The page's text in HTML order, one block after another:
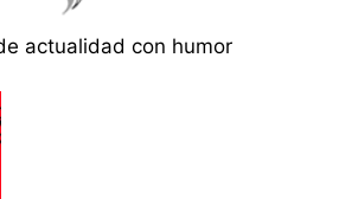
actualidad con humor